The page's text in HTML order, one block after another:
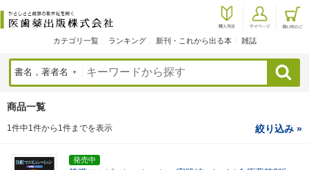
カテゴリ一覧 ランキング 新刊・これから出る本 雑誌
検索
商品一覧
1件中1件から1件までを表示 絞り込み »
発売中